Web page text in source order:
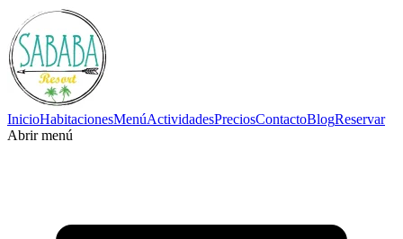
InicioHabitacionesMenúActividadesPreciosContactoBlogReservar
Abrir menú